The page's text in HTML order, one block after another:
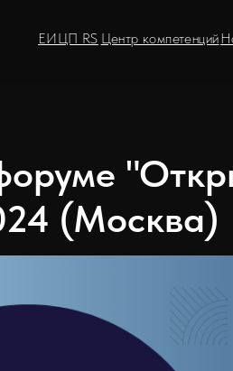
ЕИЦП RS Центр компетенций
(Москва)